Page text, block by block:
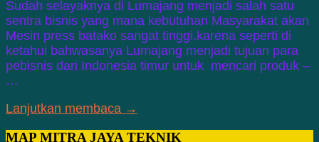
Sudah selayaknya di Lumajang menjadi salah satu
sentra bisnis yang mana kebutuhan Masyarakat akan
Mesin press batako sangat tinggi.karena seperti di
ketahui bahwasanya Lumajang menjadi tujuan para
pebisnis dari Indonesia timur untuk mencari produk –
…
Lanjutkan membaca →
MAP MITRA JAYA TEKNIK